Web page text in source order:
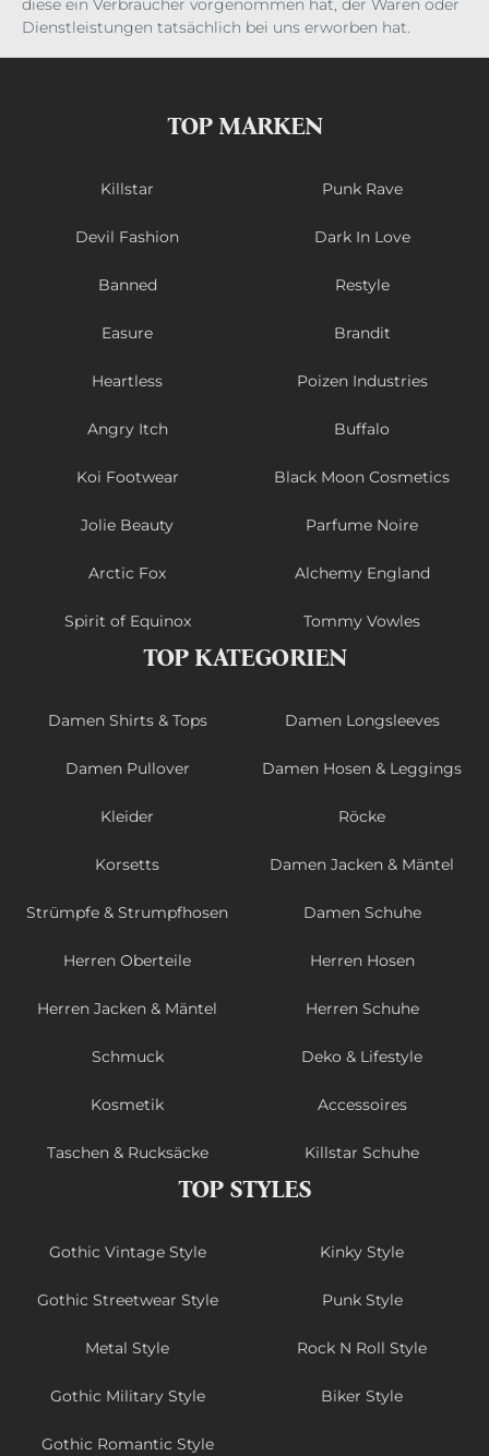
diese ein Verbraucher vorgenommen hat, der Waren oder
Dienstleistungen tatsächlich bei uns erworben hat.
TOP MARKEN
Killstar Punk Rave
Devil Fashion Dark In Love
Banned Restyle
Easure Brandit
Heartless Poizen Industries
Angry Itch Buffalo
Koi Footwear Black Moon Cosmetics
Jolie Beauty Parfume Noire
Arctic Fox Alchemy England
Spirit of Equinox Tommy Vowles
TOP KATEGORIEN
Damen Shirts & Tops Damen Longsleeves
Damen Pullover Damen Hosen & Leggings
Kleider Röcke
Korsetts Damen Jacken & Mäntel
Strümpfe & Strumpfhosen Damen Schuhe
Herren Oberteile Herren Hosen
Herren Jacken & Mäntel Herren Schuhe
Schmuck Deko & Lifestyle
Kosmetik Accessoires
Taschen & Rucksäcke Killstar Schuhe
TOP STYLES
Gothic Vintage Style Kinky Style
Gothic Streetwear Style Punk Style
Metal Style Rock N Roll Style
Gothic Military Style Biker Style
Gothic Romantic Style